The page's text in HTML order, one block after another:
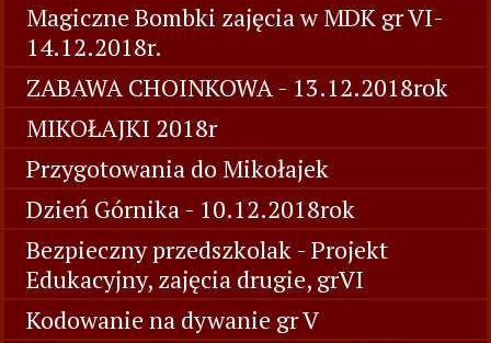
Magiczne Bombki zajęcia w MDK gr VI-
14.12.2018r.
ZABAWA CHOINKOWA - 13.12.2018rok
MIKOŁAJKI 2018r
Przygotowania do Mikołajek
Dzień Górnika - 10.12.2018rok
Bezpieczny przedszkolak - Projekt
Edukacyjny, zajęcia drugie, grVI
Kodowanie na dywanie gr V